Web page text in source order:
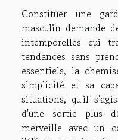
Constituer une
masculin demande
intemporelles qui
tendances sans
essentiels, la
simplicité et sa
situations, qu'il
d'une sortie plus
merveille avec un